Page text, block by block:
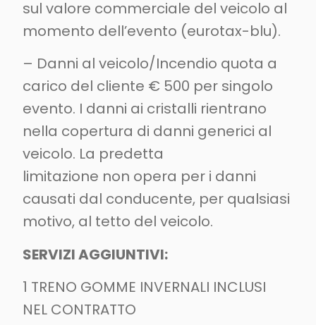
sul valore commerciale del veicolo al
momento dell’evento (eurotax-blu).
– Danni al veicolo/Incendio quota a
carico del cliente € 500 per singolo
evento. I danni ai cristalli rientrano
nella copertura di danni generici al
veicolo. La predetta
limitazione non opera per i danni
causati dal conducente, per qualsiasi
motivo, al tetto del veicolo.
SERVIZI AGGIUNTIVI:
1 TRENO GOMME INVERNALI INCLUSI
NEL CONTRATTO